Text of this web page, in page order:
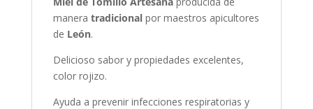
manera tradicionalpor maestros apicultores
de León.
Delicioso sabor y propiedades excelentes,
color rojizo.
Ayuda a prevenir infecciones respiratorias y